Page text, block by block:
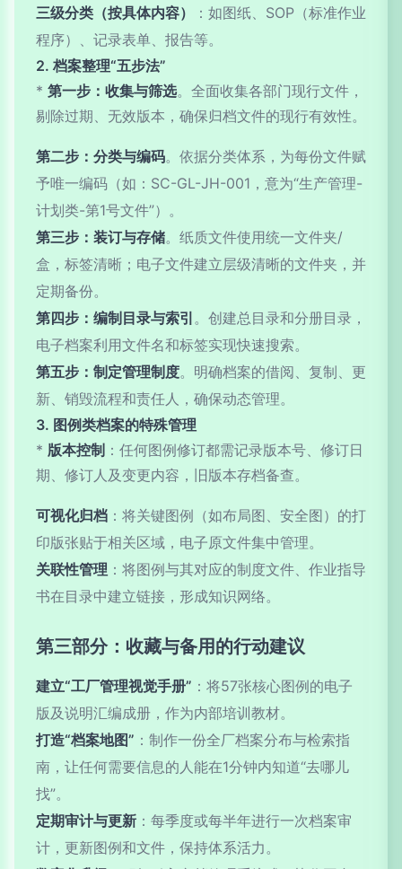
三级分类（按具体内容）
：如图纸、SOP（标准作业
程序）、记录表单、报告等。
2. 档案整理“五步法”
* 第一步：收集与筛选。全面收集各部门现行文件，
剔除过期、无效版本，确保归档文件的现行有效性。
第二步：分类与编码。依据分类体系，为每份文件赋
予唯一编码（如：SC-GL-JH-001，意为“生产管理-
计划类-第1号文件”）。
第三步：装订与存储。纸质文件使用统一文件夹/
盒，标签清晰；电子文件建立层级清晰的文件夹，并
定期备份。
第四步：编制目录与索引 。创建总目录和分册目录，
电子档案利用文件名和标签实现快速搜索。
第五步：制定管理制度。明确档案的借阅、复制、更
新、销毁流程和责任人，确保动态管理。
3. 图例类档案的特殊管理
* 版本控制 ：任何图例修订都需记录版本号、修订日
期、修订人及变更内容，旧版本存档备查。
可视化归档 ：将关键图例（如布局图、安全图）的打
印版张贴于相关区域，电子原文件集中管理。
关联性管理 ：将图例与其对应的制度文件、作业指导
书在目录中建立链接，形成知识网络。
第三部分：收藏与备用的行动建议
建立“工厂管理视觉手册” ：将57张核心图例的电子
版及说明汇编成册，作为内部培训教材。
打造“档案地图” ：制作一份全厂档案分布与检索指
南，让任何需要信息的人能在1分钟内知道“去哪儿
找”。
定期审计与更新 ：每季度或每半年进行一次档案审
计，更新图例和文件，保持体系活力。